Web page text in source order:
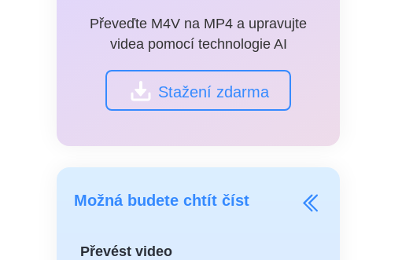
Převeďte M4V na MP4 a upravujte
videa pomocí technologie AI
Stažení zdarma
Možná budete chtít číst
Převést video